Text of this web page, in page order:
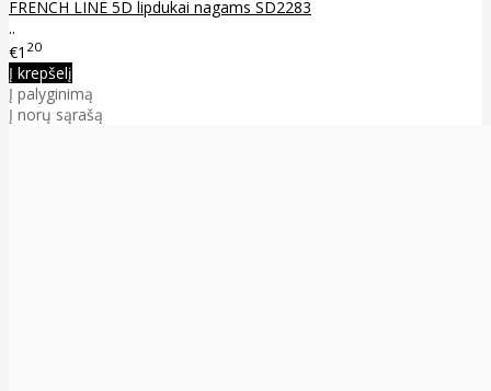
FRENCH LINE 5D lipdukai nagams SD2283
..
€1 20
Į krepšelį
Į palyginimą
Į norų sąrašą